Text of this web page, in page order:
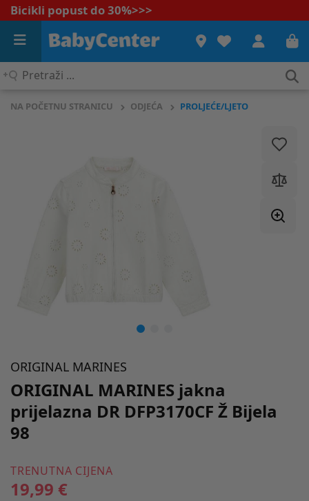
Bicikli popust do 30%>>>
Pretraži
NA POČETNU STRANICU ODJEĆA PROLJEĆE/LJETO
ORIGINAL MARINES
ORIGINAL MARINES jakna
prijelazna DR DFP3170CF Ž Bijela
98
TRENUTNA CIJENA
19,99 €